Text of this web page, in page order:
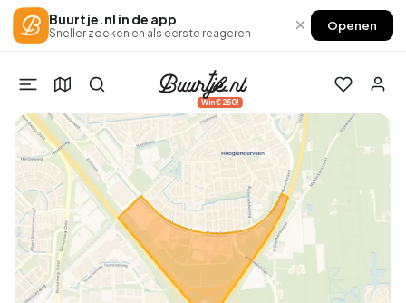
Buurtje.nl in de app
Sneller zoeken en als eerste reageren × Openen
Win €250!